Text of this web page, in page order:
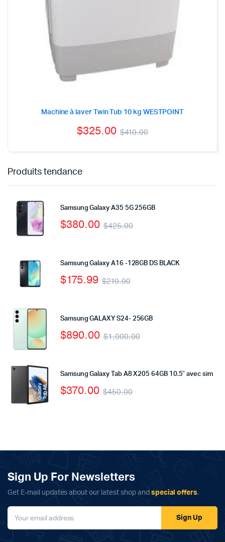
Machine à laver Twin Tub 10 kg WESTPOINT
$410.00
$325.00
Produits tendance
Samsung Galaxy A35 5G 256GB
$425.00
$380.00
Samsung Galaxy A16 -128GB DS BLACK
$210.00
$175.99
Samsung GALAXY S24- 256GB
$1,000.00
$890.00
Samsung Galaxy Tab A8 X205 64GB 10.5″ avec sim
$450.00
$370.00
Sign Up For Newsletters
Get E-mail updates about our latest shop and special offers.
Sign Up